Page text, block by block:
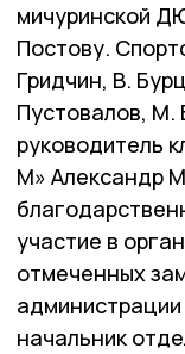
мичуринской
Постову.
Гридчин, В.
Пустовалов, М.
руководитель
М» Александр
участие в
отмеченных
начальник